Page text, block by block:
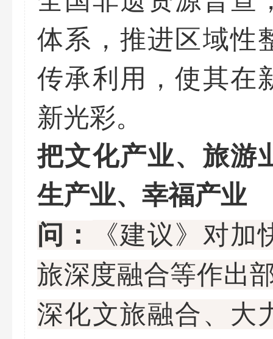
体系，推进区域性
传承利用，使其在
新光彩。
把文化产业、旅游
生产业、幸福产业
问：
《建议》对
旅深度融合等作出
深化文旅融合、大